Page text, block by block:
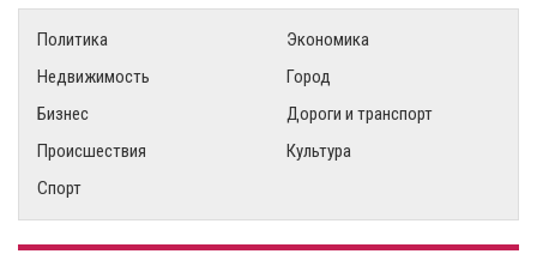
Политика
Экономика
Недвижимость
Город
Бизнес
Дороги и транспорт
Происшествия
Культура
Спорт